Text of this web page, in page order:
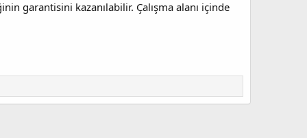
garantisini kazanılabilir. Çalışma alanı içinde